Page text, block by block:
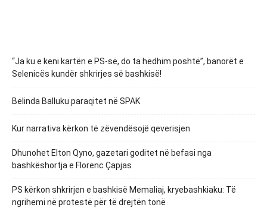
“Ja ku e keni kartën e PS-së, do ta hedhim poshtë”, banorët e
Selenicës kundër shkrirjes së bashkisë!
Belinda Balluku paraqitet në SPAK
Kur narrativa kërkon të zëvendësojë qeverisjen
Dhunohet Elton Qyno, gazetari goditet në befasi nga
bashkëshortja e Florenc Çapjas
PS kërkon shkrirjen e bashkisë Memaliaj, kryebashkiaku: Të
ngrihemi në protestë për të drejtën tonë